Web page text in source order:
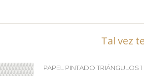
Tal vez
PAPEL PINTADO TRIÁNGULOS 1